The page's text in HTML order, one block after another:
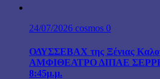
24/07/2026 cosmos 0
ΟΔΥΣΣΕΒΑΧ της Ξένιας
ΑΜΦΙΘΕΑΤΡΟ ΔΙΠΑΕ ΣΕΡΡΕΣ
8:45μ.μ.